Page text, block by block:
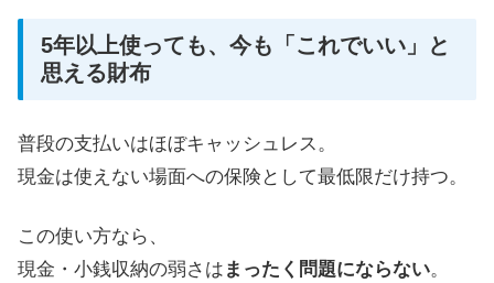
5年以上使っても、今も「これでいい」と
思える財布
普段の支払いはほぼキャッシュレス。
現金は使えない場面への保険として最低限だけ持つ。
この使い方なら、
現金・小銭収納の弱さは まったく問題にならない。